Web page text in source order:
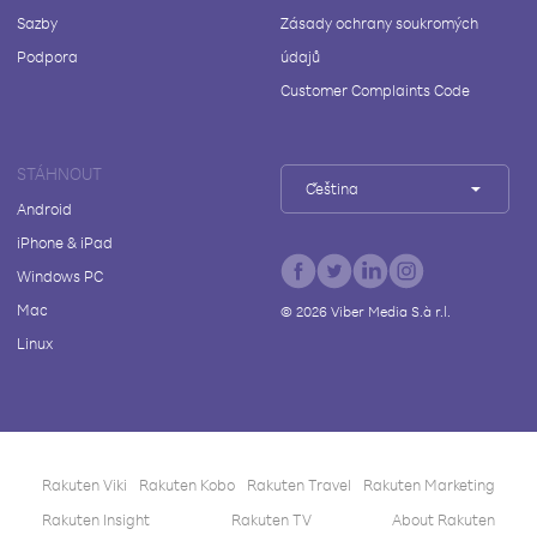
Sazby
Podpora
Zásady ochrany soukromých
údajů
Customer Complaints Code
STÁHNOUT
Android
iPhone & iPad
Windows PC
Mac
Linux
Čeština
© 2026Viber Media S.à r.l.
Rakuten Viki Rakuten Kobo Rakuten Travel
Rakuten Marketing
Rakuten Insight
Rakuten TV About Rakuten